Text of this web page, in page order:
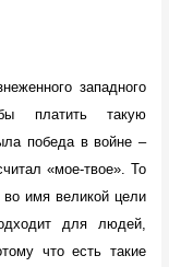
западного
платить такую
победа в войне –
«мое-твое». То
во имя великой цели
для людей,
что есть такие